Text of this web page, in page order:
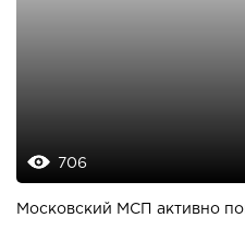
706
Московский МСП активно